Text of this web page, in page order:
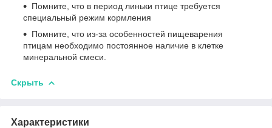
Помните, что в период линьки птице требуется
специальный режим кормления
Помните, что из-за особенностей пищеварения
птицам необходимо постоянное наличие в клетке
минеральной смеси.
Скрыть
Характеристики